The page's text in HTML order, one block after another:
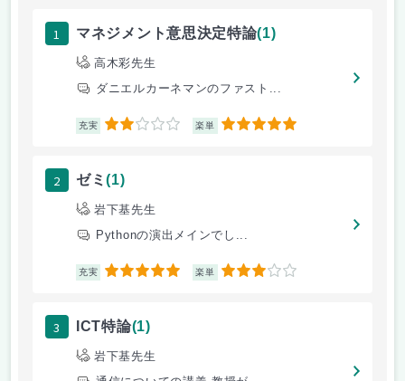
1 マネジメント意思決定特論(1)
高木彩先生
ダニエルカーネマンのファスト...
充実 2 楽単 5
2 ゼミ(1)
岩下基先生
Pythonの演出メインでし...
充実 5 楽単 3
3 ICT特論(1)
岩下基先生